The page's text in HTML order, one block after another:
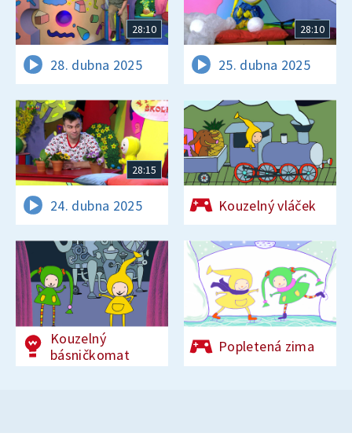
28:10
28. dubna 2025
28:10
25. dubna 2025
28:15
24. dubna 2025 Kouzelný vláček
Kouzelný
básničkomat
Popletená zima